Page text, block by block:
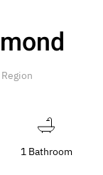
1 Bathroom